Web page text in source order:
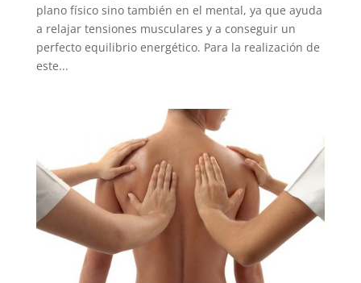
plano físico sino también en el mental, ya que ayuda
a relajar tensiones musculares y a conseguir un
perfecto equilibrio energético. Para la realización de
este...